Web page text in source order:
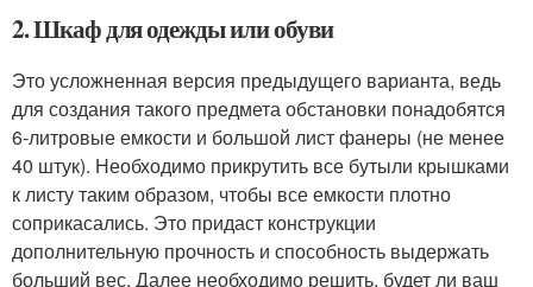
2. Шкаф для одежды или обуви
Это усложненная версия предыдущего варианта, ведь
для создания такого предмета обстановки понадобятся
6-литровые емкости и большой лист фанеры (не менее
40 штук). Необходимо прикрутить все бутыли крышками
к листу таким образом, чтобы все емкости плотно
соприкасались. Это придаст конструкции
дополнительную прочность и способность выдержать
больший вес. Далее необходимо решить, будет ли ваш